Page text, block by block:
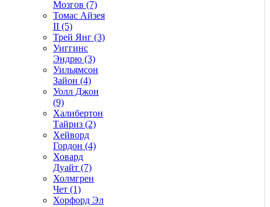
Мозгов (7)
Томас Айзея
II (5)
Трей Янг (3)
Уиггинс
Эндрю (3)
Уильямсон
Зайон (4)
Уолл Джон
(9)
Халибертон
Тайриз (2)
Хейворд
Гордон (4)
Ховард
Дуайт (7)
Холмгрен
Чет (1)
Хорфорд Эл